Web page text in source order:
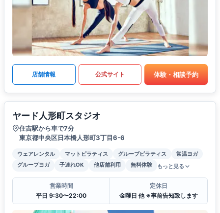
店舗情報 公式サイト 体験・相談予約
ヤード人形町スタジオ
住吉駅から車で7分
東京都中央区日本橋人形町3丁目6-6
ウェアレンタル マットピラティス グループピラティス
常温ヨガ
グループヨガ
子連れOK 他店舗利用 無料体験 もっと見る
営業時間
平日 9:30〜22:00
定休日
金曜日 他 ※事前告知致します